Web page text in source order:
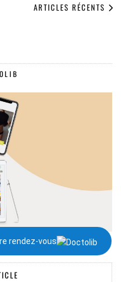
ARTICLES RÉCENTS
rendez-vous
À 2000 KCAL